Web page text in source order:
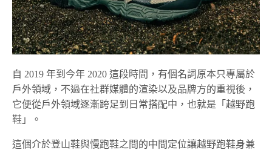
自 2019 年到今年 2020 這段時間，有個名詞原本只專屬於
戶外領域，不過在社群媒體的渲染以及品牌方的重視後，
它便從戶外領域逐漸跨足到日常搭配中，也就是「越野跑
鞋」。
這個介於登山鞋與慢跑鞋之間的中間定位讓越野跑鞋身兼